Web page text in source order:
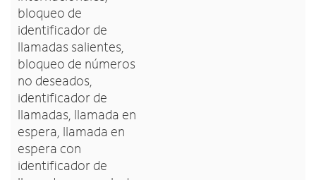
bloqueo de
identificador de
llamadas salientes,
bloqueo de números
no deseados,
identificador de
llamadas, llamada en
espera, llamada en
espera con
identificador de